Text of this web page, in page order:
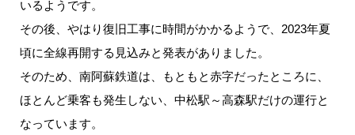
いるようです。
その後、やはり復旧工事に時間がかかるようで、2023年夏
頃に全線再開する見込みと発表がありました。
そのため、南阿蘇鉄道は、もともと赤字だったところに、
ほとんど乗客も発生しない、中松駅～高森駅だけの運行と
なっています。